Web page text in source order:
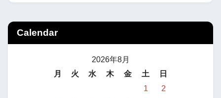
Calendar
2026年8月
月
火 水 木 金 土
日
1
2